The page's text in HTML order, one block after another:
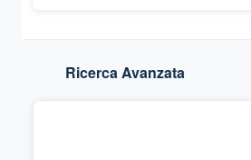
Ricerca Avanzata